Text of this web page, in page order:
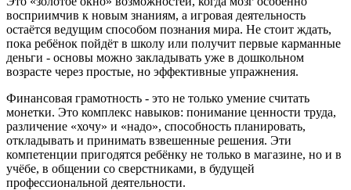
восприимчив к новым знаниям, а игровая деятельность
остаётся ведущим способом познания мира. Не стоит ждать,
пока ребёнок пойдёт в школу или получит первые карманные
деньги - основы можно закладывать уже в дошкольном
возрасте через простые, но эффективные упражнения.
Финансовая грамотность - это не только умение считать
монетки. Это комплекс навыков: понимание ценности труда,
различение «хочу» и «надо», способность планировать,
откладывать и принимать взвешенные решения. Эти
компетенции пригодятся ребёнку не только в магазине, но и в
учёбе, в общении со сверстниками, в будущей
профессиональной деятельности.